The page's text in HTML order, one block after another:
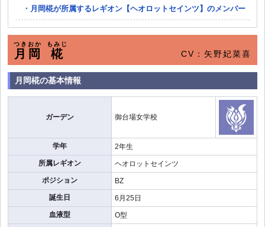
月岡椛が所属するレギオン【ヘオロットセインツ】のメンバー
月岡
つきおか
椛
もみじ
CV：矢野妃菜喜
月岡椛の基本情報
ガーデン 御台場女学校
学年
2年生
所属レギオン
ヘオロットセインツ
ポジション
BZ
誕生日
6月25日
血液型
O型